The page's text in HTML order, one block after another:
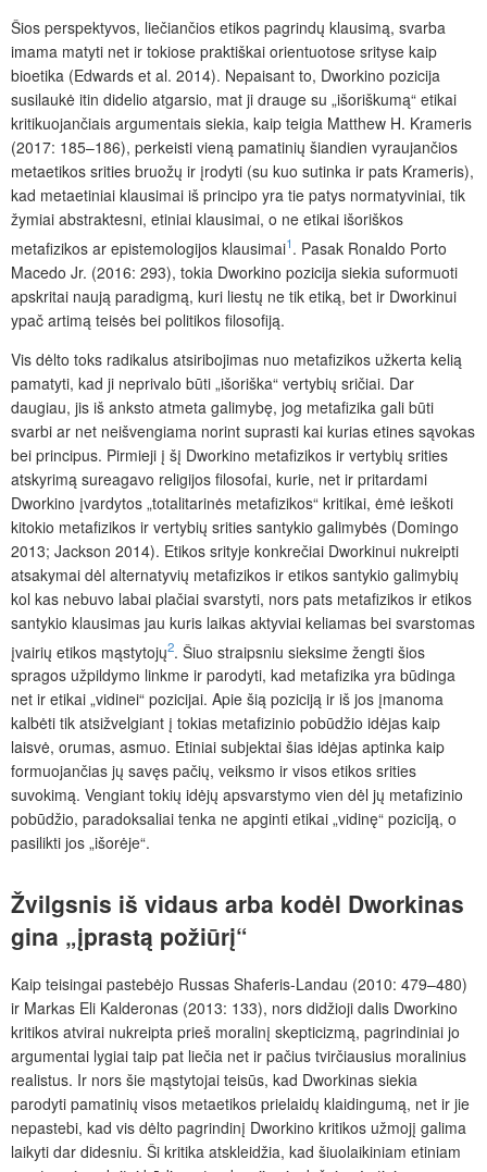
Šios perspektyvos, liečiančios etikos pagrindų klausimą, svarba
imama matyti net ir tokiose praktiškai orientuotose srityse kaip
bioetika (Edwards et al. 2014). Nepaisant to, Dworkino pozicija
susilaukė itin didelio atgarsio, mat ji drauge su „išoriškumą“ etikai
kritikuojančiais argumentais siekia, kaip teigia Matthew H. Krameris
(2017: 185–186), perkeisti vieną pamatinių šiandien vyraujančios
metaetikos srities bruožų ir įrodyti (su kuo sutinka ir pats Krameris),
kad metaetiniai klausimai iš principo yra tie patys normatyviniai, tik
žymiai abstraktesni, etiniai klausimai, o ne etikai išoriškos
metafizikos ar epistemologijos klausimai1. Pasak Ronaldo Porto
Macedo Jr. (2016: 293), tokia Dworkino pozicija siekia suformuoti
apskritai naują paradigmą, kuri liestų ne tik etiką, bet ir Dworkinui
ypač artimą teisės bei politikos filosofiją.
Vis dėlto toks radikalus atsiribojimas nuo metafizikos užkerta kelią
pamatyti, kad ji neprivalo būti „išoriška“ vertybių sričiai. Dar
daugiau, jis iš anksto atmeta galimybę, jog metafizika gali būti
svarbi ar net neišvengiama norint suprasti kai kurias etines sąvokas
bei principus. Pirmieji į šį Dworkino metafizikos ir vertybių srities
atskyrimą sureagavo religijos filosofai, kurie, net ir pritardami
Dworkino įvardytos „totalitarinės metafizikos“ kritikai, ėmė ieškoti
kitokio metafizikos ir vertybių srities santykio galimybės (Domingo
2013; Jackson 2014). Etikos srityje konkrečiai Dworkinui nukreipti
atsakymai dėl alternatyvių metafizikos ir etikos santykio galimybių
kol kas nebuvo labai plačiai svarstyti, nors pats metafizikos ir etikos
santykio klausimas jau kuris laikas aktyviai keliamas bei svarstomas
įvairių etikos mąstytojų2. Šiuo straipsniu sieksime žengti šios
spragos užpildymo linkme ir parodyti, kad metafizika yra būdinga
net ir etikai „vidinei“ pozicijai. Apie šią poziciją ir iš jos įmanoma
kalbėti tik atsižvelgiant į tokias metafizinio pobūdžio idėjas kaip
laisvė, orumas, asmuo. Etiniai subjektai šias idėjas aptinka kaip
formuojančias jų savęs pačių, veiksmo ir visos etikos srities
suvokimą. Vengiant tokių idėjų apsvarstymo vien dėl jų metafizinio
pobūdžio, paradoksaliai tenka ne apginti etikai „vidinę“ poziciją, o
pasilikti jos „išorėje“.
Žvilgsnis iš vidaus arba kodėl Dworkinas
gina „įprastą požiūrį“
Kaip teisingai pastebėjo Russas Shaferis-Landau (2010: 479–480)
ir Markas Eli Kalderonas (2013: 133), nors didžioji dalis Dworkino
kritikos atvirai nukreipta prieš moralinį skepticizmą, pagrindiniai jo
argumentai lygiai taip pat liečia net ir pačius tvirčiausius moralinius
realistus. Ir nors šie mąstytojai teisūs, kad Dworkinas siekia
parodyti pamatinių visos metaetikos prielaidų klaidingumą, net ir jie
nepastebi, kad vis dėlto pagrindinį Dworkino kritikos užmojį galima
laikyti dar didesniu. Ši kritika atskleidžia, kad šiuolaikiniam etiniam